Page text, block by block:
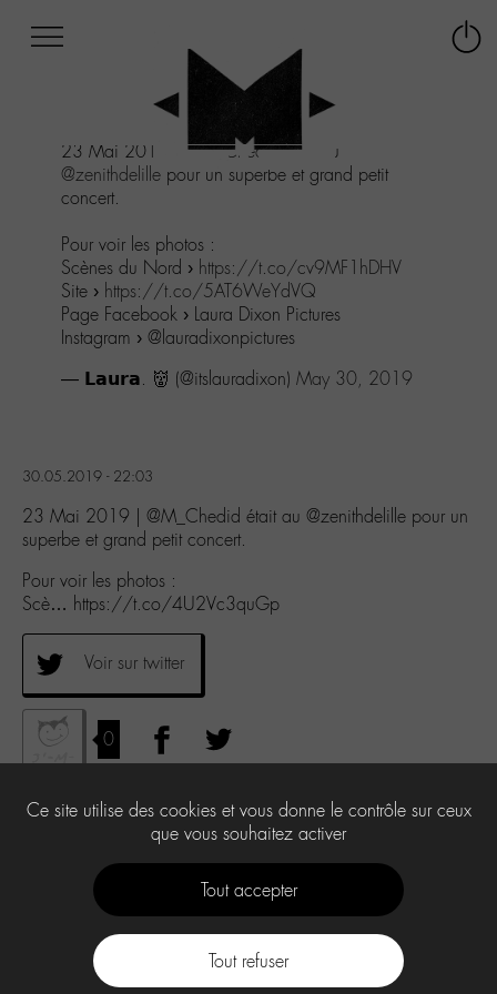
menu
Aller
contenu
Aller
recherche
23 Mai 2019 | @M_Chedidétait au
@zenithdelille pour un superbe et grand petit
concert.
Pour voir les photos :
Scènes du Nord › https://t.co/cv9MF1hDHV
Site › https://t.co/5AT6WeYdVQ
Page Facebook › Laura Dixon Pictures
Instagram › @lauradixonpictures
— 𝗟𝗮𝘂𝗿𝗮. 👹 (@itslauradixon) May 30, 2019
30.05.2019 - 22:03
23 Mai 2019 | @M_Chedid était au @zenithdelille pour un
superbe et grand petit concert.
Pour voir les photos :
Scè… https://t.co/4U2Vc3quGp
Voir sur twitter
0
Ce site utilise des cookies et vous donne le contrôle sur ceux
que vous souhaitez activer
Tout accepter
Tout refuser